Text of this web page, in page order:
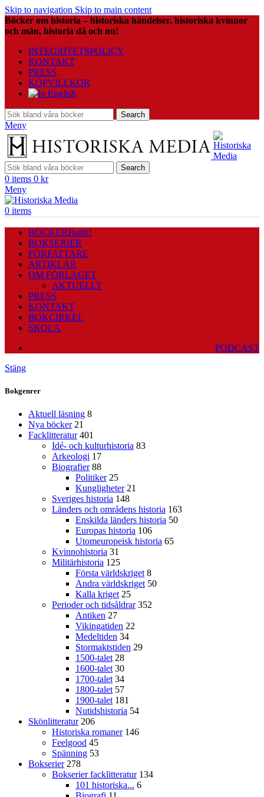
Skip to navigation Skip to main content
Böcker om historia – historiska händelser, historiska kvinnor
och män, historia då och nu!
INTEGRITETSPOLICY
KONTAKT
PRESS
KÖPVILLKOR
Search
Meny
Search
0 items 0 kr
Meny
0 items
BÖCKERButik!
BOKSERIER
FÖRFATTARE
ARTIKLAR
OM FÖRLAGET
AKTUELLT
PRESS
KONTAKT
BOKCIRKEL
SKOLA
PODCAST
Stäng
Bokgenrer
Aktuell läsning 8
Nya böcker 21
Facklitteratur 401
Idé- och kulturhistoria 83
Arkeologi 17
Biografier 88
Politiker 25
Kungligheter 21
Sveriges historia 148
Länders och områdens historia 163
Enskilda länders historia 50
Europas historia 106
Utomeuropeisk historia 65
Kvinnohistoria 31
Militärhistoria 125
Första världskriget 8
Andra världskriget 50
Kalla kriget 25
Perioder och tidsåldrar 352
Antiken 27
Vikingatiden 22
Medeltiden 34
Stormaktstiden 29
1500-talet 28
1600-talet 30
1700-talet 34
1800-talet 57
1900-talet 181
Nutidshistoria 54
Skönlitteratur 206
Historiska romaner 146
Feelgood 45
Spänning 53
Bokserier 278
Bokserier facklitteratur 134
101 historiska... 6